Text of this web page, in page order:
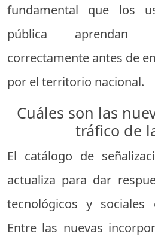
fundamental que los
pública aprendan
correctamente antes de
por el territorio nacional.
Cuáles son las
tráfico de
El catálogo de
actualiza para dar
tecnológicos y sociales
Entre las nuevas